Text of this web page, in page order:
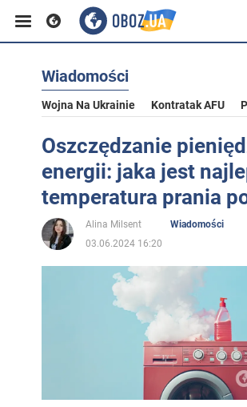
Wiadomości
Wojna Na Ukrainie Kontratak AFU
Oszczędzanie
energii: jaka jest
temperatura prania
Alina Milsent
Wiadomości
03.06.2024 16:20